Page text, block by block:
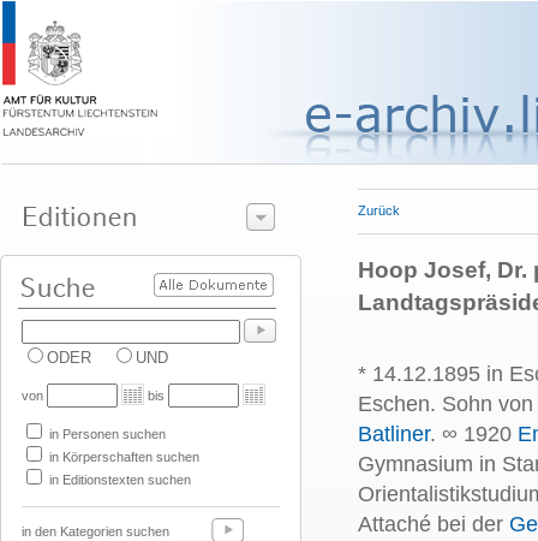
ODER UND
von bis
in Personen suchen
in Körperschaften suchen
in Editionstexten suchen
in den Kategorien suchen
Zurück
Hoop Josef, Dr.
* 14.12.1895 in
Eschen. Sohn von
Batliner. ∞ 1920
Gymnasium in
Attaché bei der